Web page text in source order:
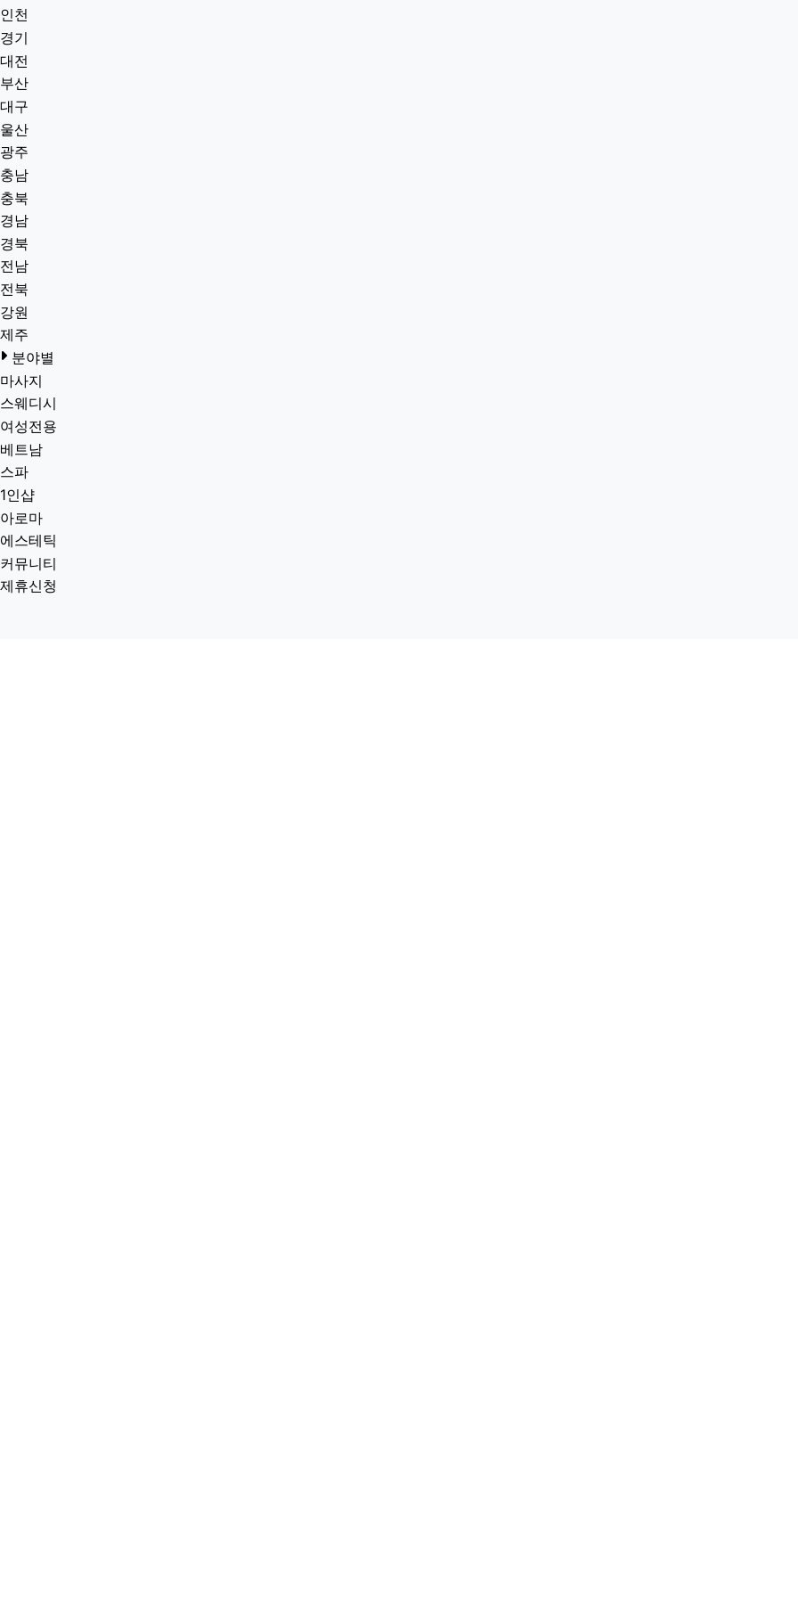
인천
경기
대전
부산
대구
울산
광주
충남
충북
경남
경북
전남
전북
강원
제주
분야별
마사지
스웨디시
여성전용
베트남
스파
1인샵
아로마
에스테틱
커뮤니티
제휴신청